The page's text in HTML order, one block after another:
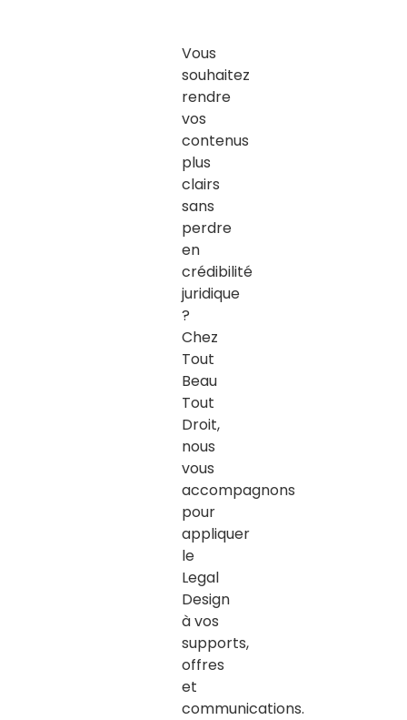
Vous
souhaitez
rendre
vos
contenus
plus
clairs
sans
perdre
en
crédibilité
juridique
?
Chez
Tout
Beau
Tout
Droit,
nous
vous
accompagnons
pour
appliquer
le
Legal
Design
à vos
supports,
offres
et
communications.